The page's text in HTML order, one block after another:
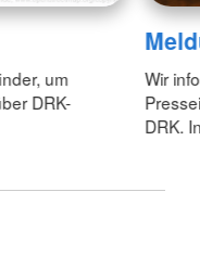
um
DRK-
Wir
DRK.